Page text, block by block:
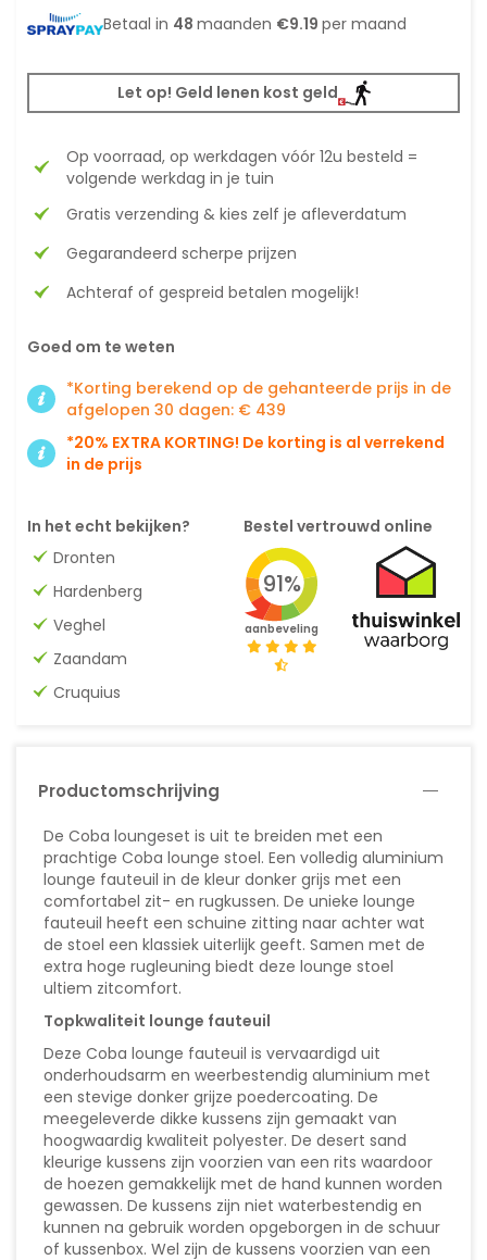
Betaal in 48 maanden €9.19 per maand
Let op! Geld lenen kost geld
Op voorraad, op werkdagen vóór 12u besteld =
volgende werkdag in je tuin
Gratis verzending & kies zelf je afleverdatum
Gegarandeerd scherpe prijzen
Achteraf of gespreid betalen mogelijk!
Goed om te weten
*Korting berekend op de gehanteerde prijs in de
afgelopen 30 dagen: € 439
*20% EXTRA KORTING! De korting is al verrekend
in de prijs
In het echt bekijken?
Dronten
Hardenberg
Veghel
Zaandam
Cruquius
Bestel vertrouwd online
91%
aanbeveling
Productomschrijving
De Coba loungeset is uit te breiden met een
prachtige Coba lounge stoel. Een volledig aluminium
lounge fauteuil in de kleur donker grijs met een
comfortabel zit- en rugkussen. De unieke lounge
fauteuil heeft een schuine zitting naar achter wat
de stoel een klassiek uiterlijk geeft. Samen met de
extra hoge rugleuning biedt deze lounge stoel
ultiem zitcomfort.
Topkwaliteit lounge fauteuil
Deze Coba lounge fauteuil is vervaardigd uit
onderhoudsarm en weerbestendig aluminium met
een stevige donker grijze poedercoating. De
meegeleverde dikke kussens zijn gemaakt van
hoogwaardig kwaliteit polyester. De desert sand
kleurige kussens zijn voorzien van een rits waardoor
de hoezen gemakkelijk met de hand kunnen worden
gewassen. De kussens zijn niet waterbestendig en
kunnen na gebruik worden opgeborgen in de schuur
of kussenbox. Wel zijn de kussens voorzien van een